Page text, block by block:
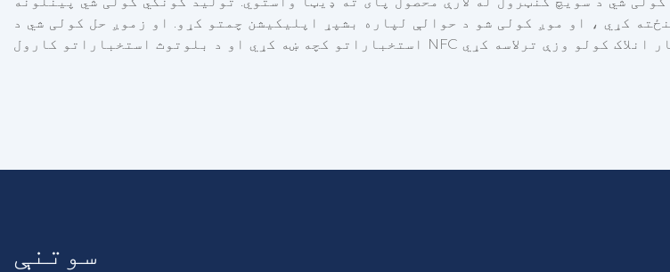
کړي ، او موږ کولی شو د حوالې لپاره بشپړ اپلیکیشن چمتو کړو. او زموږ حل کولی شي د
سوتنې